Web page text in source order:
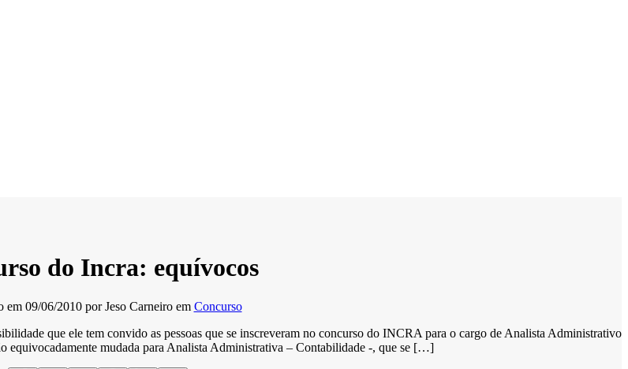
do Incra: equívocos
em 09/06/2010 porJeso Carneiro em Concurso
que ele tem convido as pessoas que se inscreveram no concurso do INCRA para o cargo de Analista Administrativo
equivocadamente mudada para Analista Administrativa – Contabilidade -, que se […]